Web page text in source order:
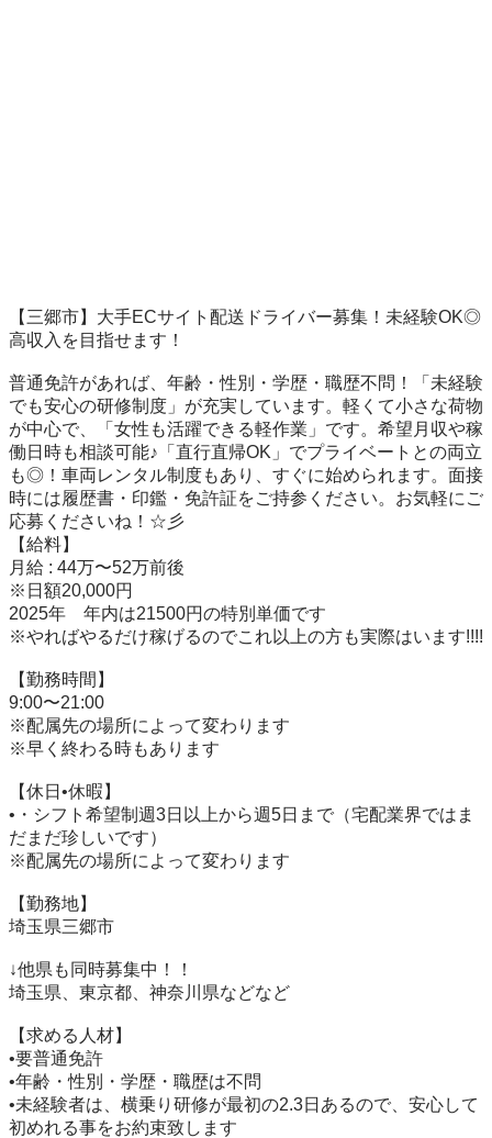
【三郷市】大手ECサイト配送ドライバー募集！未経験OK◎
高収入を目指せます！
普通免許があれば、年齢・性別・学歴・職歴不問！「未経験
でも安心の研修制度」が充実しています。軽くて小さな荷物
が中心で、「女性も活躍できる軽作業」です。希望月収や稼
働日時も相談可能♪「直行直帰OK」でプライベートとの両立
も◎！車両レンタル制度もあり、すぐに始められます。面接
時には履歴書・印鑑・免許証をご持参ください。お気軽にご
応募くださいね！☆彡
【給料】
月給 : 44万〜52万前後
※日額20,000円
2025年　年内は21500円の特別単価です
※やればやるだけ稼げるのでこれ以上の方も実際はいます!!!!
【勤務時間】
9:00〜21:00
※配属先の場所によって変わります
※早く終わる時もあります
【休日•休暇】
•・シフト希望制週3日以上から週5日まで（宅配業界ではま
だまだ珍しいです）
※配属先の場所によって変わります
【勤務地】
埼玉県三郷市
↓他県も同時募集中！！
埼玉県、東京都、神奈川県などなど
【求める人材】
•要普通免許
•年齢・性別・学歴・職歴は不問
•未経験者は、横乗り研修が最初の2.3日あるので、安心して
初めれる事をお約束致します